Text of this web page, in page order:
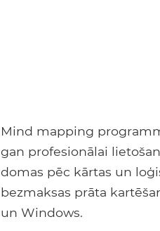
Mind mapping
gan profesionālai
domas pēc kārtas un
bezmaksas prāta
un Windows.